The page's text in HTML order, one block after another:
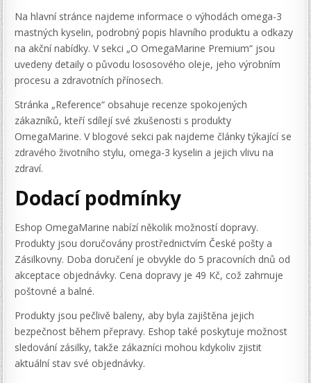
Na hlavní stránce najdeme informace o výhodách omega-3
mastných kyselin, podrobný popis hlavního produktu a odkazy
na akční nabídky. V sekci „O OmegaMarine Premium“ jsou
uvedeny detaily o původu lososového oleje, jeho výrobním
procesu a zdravotních přínosech.
Stránka „Reference“ obsahuje recenze spokojených
zákazníků, kteří sdílejí své zkušenosti s produkty
OmegaMarine. V blogové sekci pak najdeme články týkající se
zdravého životního stylu, omega-3 kyselin a jejich vlivu na
zdraví.
Dodací podmínky
Eshop OmegaMarine nabízí několik možností dopravy.
Produkty jsou doručovány prostřednictvím České pošty a
Zásilkovny. Doba doručení je obvykle do 5 pracovních dnů od
akceptace objednávky. Cena dopravy je 49 Kč, což zahrnuje
poštovné a balné.
Produkty jsou pečlivě baleny, aby byla zajištěna jejich
bezpečnost během přepravy. Eshop také poskytuje možnost
sledování zásilky, takže zákazníci mohou kdykoliv zjistit
aktuální stav své objednávky.